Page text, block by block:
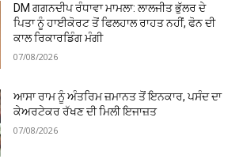
DM ਗਗਨਦੀਪ ਰੰਧਾਵਾ ਮਾਮਲਾ: ਲਾਲਜੀਤ ਭੁੱਲਰ ਦੇ
ਪਿਤਾ ਨੂੰ ਹਾਈਕੋਰਟ ਤੋਂ ਫਿਲਹਾਲ ਰਾਹਤ ਨਹੀਂ, ਫੋਨ ਦੀ
ਕਾਲ ਰਿਕਾਰਡਿੰਗ ਮੰਗੀ
07/08/2026
ਆਸਾ ਰਾਮ ਨੂੰ ਅੰਤਰਿਮ ਜ਼ਮਾਨਤ ਤੋਂ ਇਨਕਾਰ, ਪਸੰਦ ਦਾ
ਕੇਅਰਟੇਕਰ ਰੱਖਣ ਦੀ ਮਿਲੀ ਇਜਾਜ਼ਤ
07/08/2026